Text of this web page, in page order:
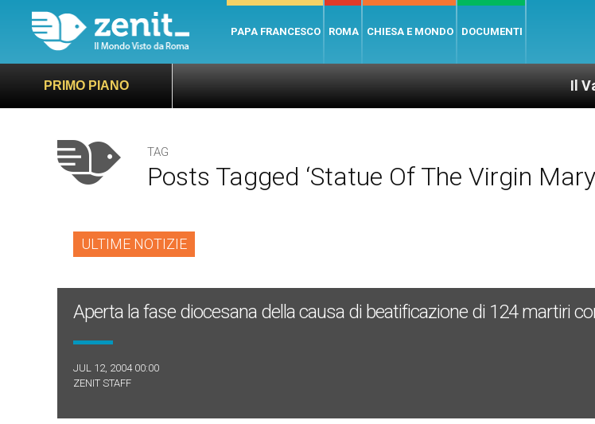
PAPA FRANCESCO ROMA CHIESA E MONDO DOCUMENTI
PRIMO PIANO Il Vaticano
TAG
Posts Tagged ‘statue Of The Virgin
ULTIME NOTIZIE
Aperta la fase diocesana della causa di beatificazione di 124 martiri
JUL 12, 2004 00:00
ZENIT STAFF